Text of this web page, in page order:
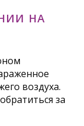
НА
воздуха.
за